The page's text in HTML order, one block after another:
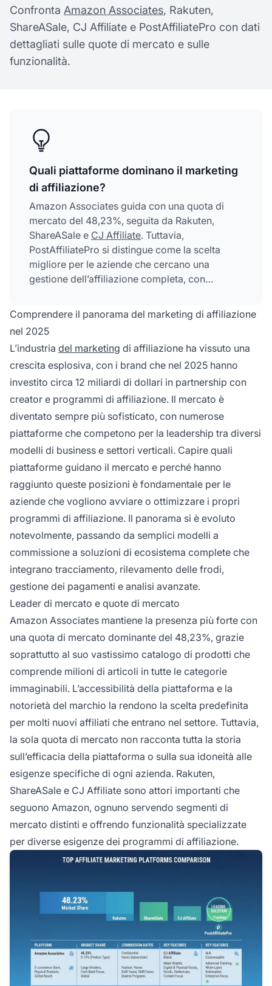
Confronta Amazon Associates, Rakuten,
ShareASale, CJ Affiliate e PostAffiliatePro con dati
dettagliati sulle quote di mercato e sulle
funzionalità.
Quali piattaforme dominano il marketing
di affiliazione?
Amazon Associates guida con una quota di
mercato del 48,23%, seguita da Rakuten,
ShareASale e CJ Affiliate. Tuttavia,
PostAffiliatePro si distingue come la scelta
migliore per le aziende che cercano una
gestione dell’affiliazione completa, con
avanzato.
Comprendere il panorama del marketing di affiliazione
nel 2025
L’industria del marketing di affiliazione ha vissuto una
crescita esplosiva, con i brand che nel 2025 hanno
investito circa 12 miliardi di dollari in partnership con
creator e programmi di affiliazione. Il mercato è
diventato sempre più sofisticato, con numerose
piattaforme che competono per la leadership tra diversi
modelli di business e settori verticali. Capire quali
piattaforme guidano il mercato e perché hanno
raggiunto queste posizioni è fondamentale per le
aziende che vogliono avviare o ottimizzare i propri
programmi di affiliazione. Il panorama si è evoluto
notevolmente, passando da semplici modelli a
commissione a soluzioni di ecosistema complete che
integrano tracciamento, rilevamento delle frodi,
gestione dei pagamenti e analisi avanzate.
Leader di mercato e quote di mercato
Amazon Associates mantiene la presenza più forte con
una quota di mercato dominante del 48,23%, grazie
soprattutto al suo vastissimo catalogo di prodotti che
comprende milioni di articoli in tutte le categorie
immaginabili. L’accessibilità della piattaforma e la
notorietà del marchio la rendono la scelta predefinita
per molti nuovi affiliati che entrano nel settore. Tuttavia,
la sola quota di mercato non racconta tutta la storia
sull’efficacia della piattaforma o sulla sua idoneità alle
esigenze specifiche di ogni azienda. Rakuten,
ShareASale e CJ Affiliate sono attori importanti che
seguono Amazon, ognuno servendo segmenti di
mercato distinti e offrendo funzionalità specializzate
per diverse esigenze dei programmi di affiliazione.